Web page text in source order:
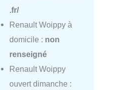
.fr/
Renault Woippy à
domicile : non
renseigné
Renault Woippy
ouvert dimanche :